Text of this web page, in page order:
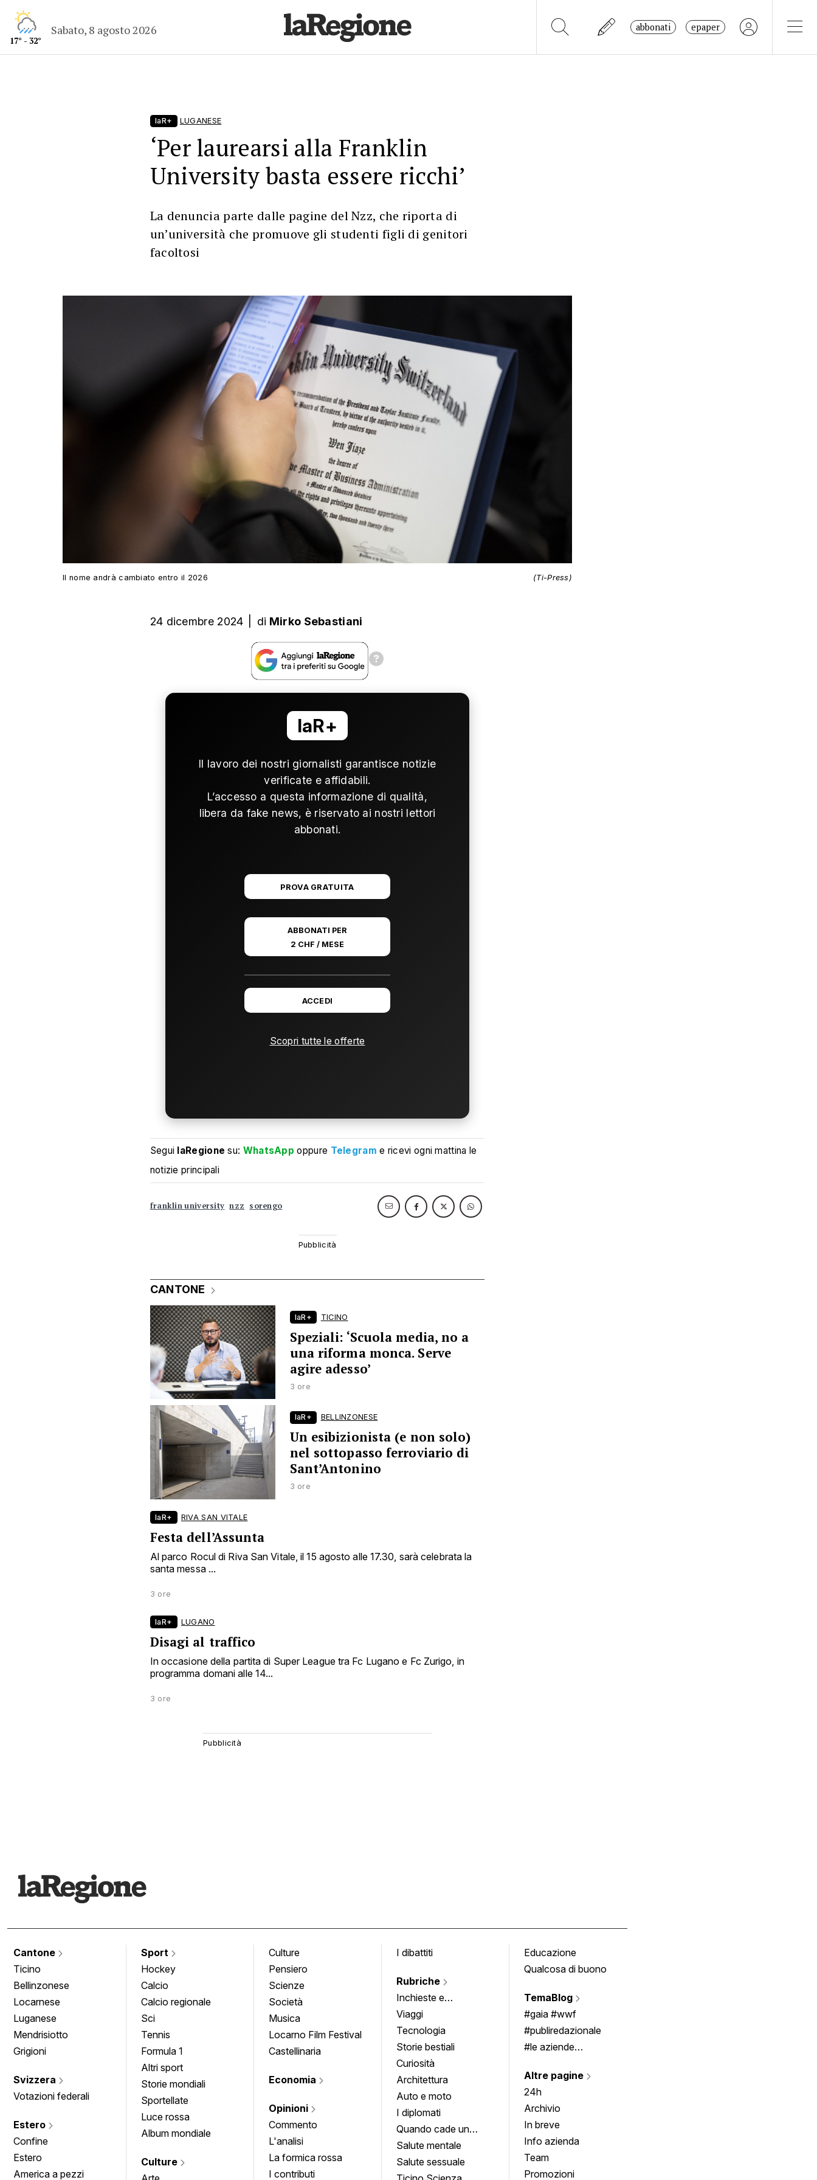
17° - 32°
Sabato, 8 agosto 2026 abbonati epaper
laR+ LUGANESE
‘Per laurearsi alla Franklin
University basta essere ricchi’
La denuncia parte dalle pagine del Nzz, che riporta di
un’università che promuove gli studenti figli di genitori
facoltosi
Il nome andrà cambiato entro il 2026 (Ti-Press)
24 dicembre 2024 di Mirko Sebastiani
laR+
Il lavoro dei nostri giornalisti garantisce notizie
verificate e affidabili.
L’accesso a questa informazione di qualità,
libera da fake news, è riservato ai nostri lettori
abbonati.
PROVA GRATUITA
ABBONATI PER
2 CHF / MESE
ACCEDI
Scopri tutte le offerte
Segui laRegione su: WhatsApp oppure Telegram e ricevi ogni mattina le
notizie principali
franklin university nzz sorengo
CANTONE
laR+ TICINO
Speziali: ‘Scuola media, no a
una riforma monca. Serve
agire adesso’
3 ore
laR+ BELLINZONESE
Un esibizionista (e non solo)
nel sottopasso ferroviario di
Sant’Antonino
3 ore
laR+ RIVA SAN VITALE
Festa dell’Assunta
Al parco Rocul di Riva San Vitale, il 15 agosto alle 17.30, sarà celebrata la
santa messa ...
3 ore
laR+ LUGANO
Disagi al traffico
In occasione della partita di Super League tra Fc Lugano e Fc Zurigo, in
programma domani alle 14...
3 ore
Cantone
Ticino
Bellinzonese
Locarnese
Luganese
Mendrisiotto
Grigioni
Svizzera
Votazioni federali
Estero
Confine
Estero
America a pezzi
Sport
Hockey
Calcio
Calcio regionale
Sci
Tennis
Formula 1
Altri sport
Storie mondiali
Sportellate
Luce rossa
Album mondiale
Culture
Culture
Pensiero
Scienze
Società
Musica
Locarno Film Festival
Castellinaria
Economia
Opinioni
Commento
L'analisi
La formica rossa
I contributi
I dibattiti
Rubriche
Inchieste e
approfondimenti
Viaggi
Tecnologia
Storie bestiali
Curiosità
Architettura
Auto e moto
I diplomati
Quando cade un
quadro
Salute mentale
Salute sessuale
Educazione
Qualcosa di buono
TemaBlog
#gaia #wwf
#publiredazionale
#le aziende
Altre pagine
24h
Archivio
In breve
Info azienda
Team
Promozioni